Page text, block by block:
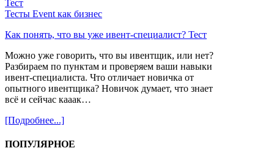
Тесты Event как бизнес
Как понять, что вы уже ивент-специалист? Тест
Можно уже говорить, что вы ивентщик, или нет?
Разбираем по пунктам и проверяем ваши навыки
ивент-специалиста. Что отличает новичка от
опытного ивентщика? Новичок думает, что знает
всё и сейчас кааак…
[Подробнее...]
ПОПУЛЯРНОЕ